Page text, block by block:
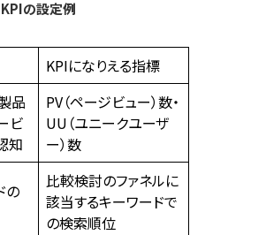
の設定例
KPIになりえる指標
品
ビ
知
PV（ページビュー）数・
UU（ユニークユーザ
ー）数
の
比較検討のファネルに
該当するキーワードで
の検索順位